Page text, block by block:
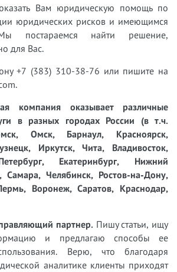
Вам юридическую помощь по
юридических рисков и имеющимся
постараемся найти решение,
для Вас.
+7 (383) 310-38-76 или пишите на
компания оказывает различные
в разных городах России (в т.ч.
Омск, Барнаул, Красноярск,
Иркутск, Чита, Владивосток,
Екатеринбург, Нижний
Самара, Челябинск, Ростов-на-Дону,
Воронеж, Саратов, Краснодар,
партнер. Пишу статьи, ищу
и предлагаю способы ее
Верю, что благодаря
аналитике клиенты приходят